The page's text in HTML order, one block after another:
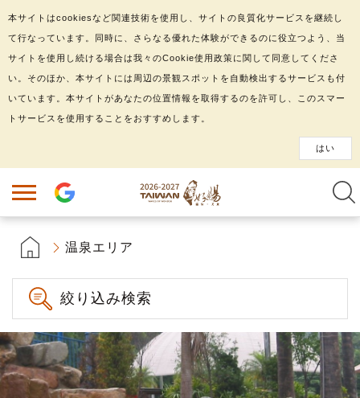
温泉エリア
絞り込み検索
本サイトはcookiesなど関連技術を使用し、サイトの良質化サービスを継続し
て行なっています。同時に、さらなる優れた体験ができるのに役立つよう、当
サイトを使用し続ける場合は我々のCookie使用政策に関して同意してくださ
い。そのほか、本サイトには周辺の景観スポットを自動検出するサービスも付
いています。本サイトがあなたの位置情報を取得するのを許可し、このスマー
トサービスを使用することをおすすめします。
はい